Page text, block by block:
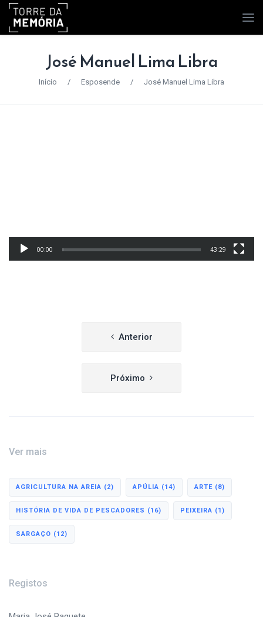
José Manuel Lima Libra
Início / Esposende / José Manuel Lima Libra
00:00 43:29
Navegação Anterior
Próximo
Ver mais
AGRICULTURA NA AREIA (2) APÚLIA (14) ARTE (8)
HISTÓRIA DE VIDA DE PESCADORES (16) PEIXEIRA (1)
SARGAÇO (12)
Registos